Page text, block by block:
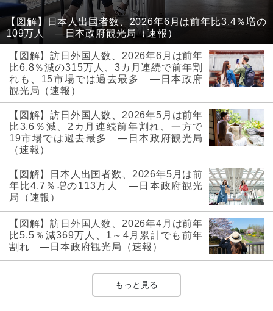
【図解】日本人出国者数、2026年6月は前年比3.4％増の
109万人 ―日本政府観光局（速報）
【図解】訪日外国人数、2026年6月は前年
比6.8％減の315万人、3カ月連続で前年割
れも、15市場では過去最多 ―日本政府
観光局（速報）
【図解】訪日外国人数、2026年5月は前年
比3.6％減、2カ月連続前年割れ、一方で
19市場では過去最多 ―日本政府観光局
（速報）
【図解】日本人出国者数、2026年5月は前
年比4.7％増の113万人 ―日本政府観光
局（速報）
【図解】訪日外国人数、2026年4月は前年
比5.5％減369万人、1～4月累計でも前年
割れ ―日本政府観光局（速報）
もっと見る